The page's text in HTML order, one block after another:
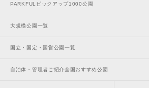
PARKFULピックアップ1000公園
大規模公園一覧
国立・国定・国営公園一覧
自治体・管理者ご紹介全国おすすめ公園